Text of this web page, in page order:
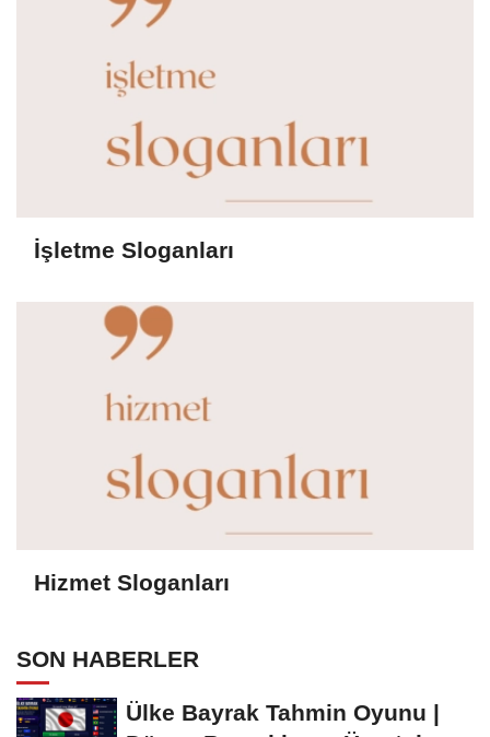
İşletme Sloganları
Hizmet Sloganları
SON HABERLER
Ülke Bayrak Tahmin Oyunu |